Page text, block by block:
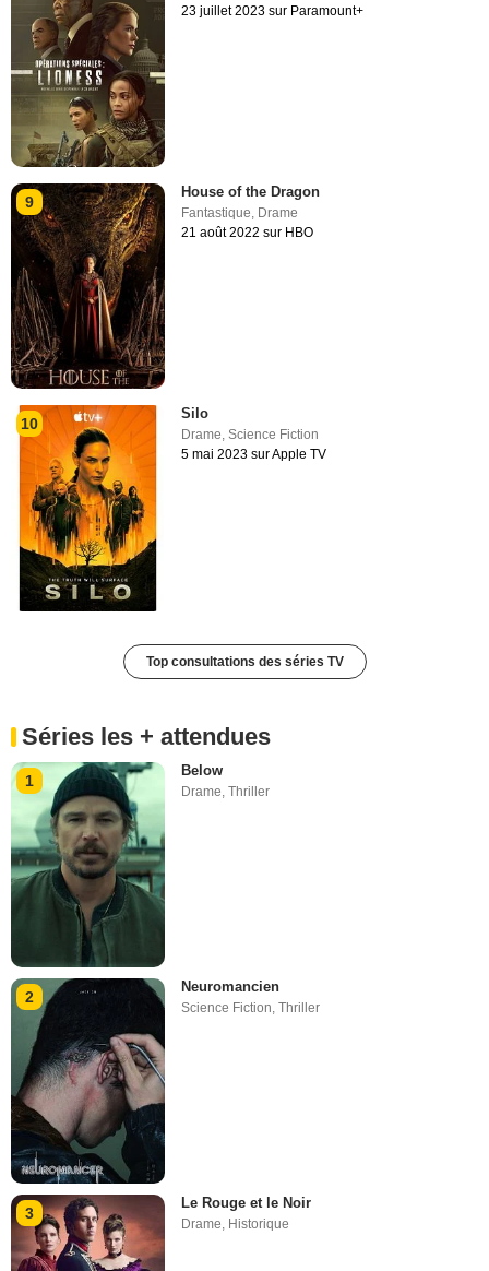
23 juillet 2023 sur Paramount+
9
House of the Dragon
Fantastique, Drame
21 août 2022 sur HBO
10
Silo
Drame,Science Fiction
5 mai 2023 sur Apple TV
Top consultations des séries TV
Séries les + attendues
1
Below
Drame ,Thriller
2
Neuromancien
Science Fiction,Thriller
3
Le Rouge et le Noir
Drame, Historique